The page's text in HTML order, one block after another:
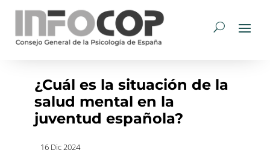
¿Cuál es la situación de la
salud mental en la
juventud española?
16 Dic 2024